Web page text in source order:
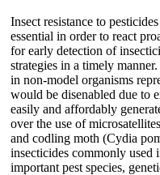
Insect resistance to
essential in order to react
for early detection of
strategies in a timely
in non-model organisms
would be disenabled due to
easily and affordably
over the use of
and codling moth (Cydia
insecticides commonly used
important pest species,